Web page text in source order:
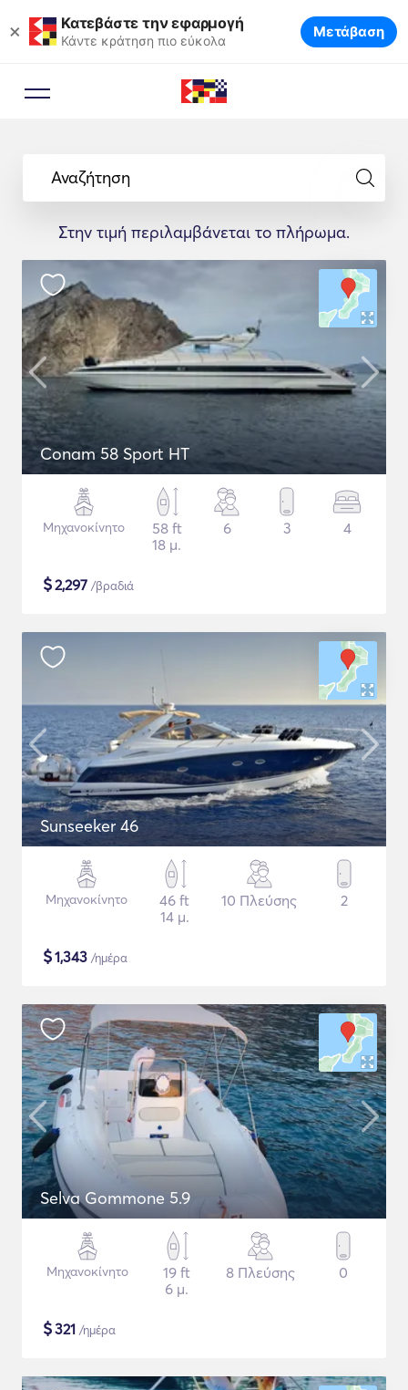
× Κατεβάστε την εφαρμογή
Κάντε κράτηση πιο εύκολα Μετάβαση
Αναζήτηση
Στην τιμή περιλαμβάνεται το πλήρωμα.
Conam 58 Sport HT
Μηχανοκίνητο
58 ft
18 μ.
6 3 4
$2,297 /βραδιά
Sunseeker 46
Μηχανοκίνητο
46 ft
14 μ.
10 Πλεύσης 2
$1,343 /ημέρα
Selva Gommone 5.9
Μηχανοκίνητο
19 ft
6 μ.
8 Πλεύσης 0
$321 /ημέρα